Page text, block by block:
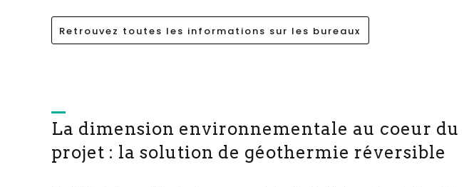
Retrouvez toutes les informations sur les bureaux
La dimension environnementale au coeur du
projet : la solution de géothermie réversible